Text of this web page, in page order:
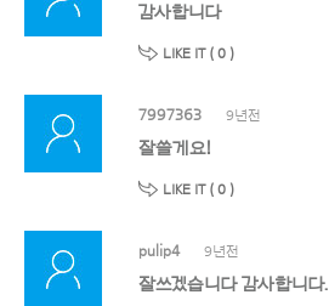
감사합니다
LIKE IT ( 0 )
7997363 9년전
잘쓸게요!
LIKE IT ( 0 )
pulip4 9년전
잘쓰겠습니다 감사합니다.